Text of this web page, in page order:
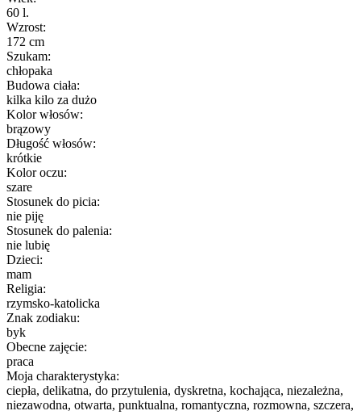
60 l.
Wzrost:
172 cm
Szukam:
chłopaka
Budowa ciała:
kilka kilo za dużo
Kolor włosów:
brązowy
Długość włosów:
krótkie
Kolor oczu:
szare
Stosunek do picia:
nie piję
Stosunek do palenia:
nie lubię
Dzieci:
mam
Religia:
rzymsko-katolicka
Znak zodiaku:
byk
Obecne zajęcie:
praca
Moja charakterystyka:
ciepła, delikatna, do przytulenia, dyskretna, kochająca, niezależna,
niezawodna, otwarta, punktualna, romantyczna, rozmowna, szczera,